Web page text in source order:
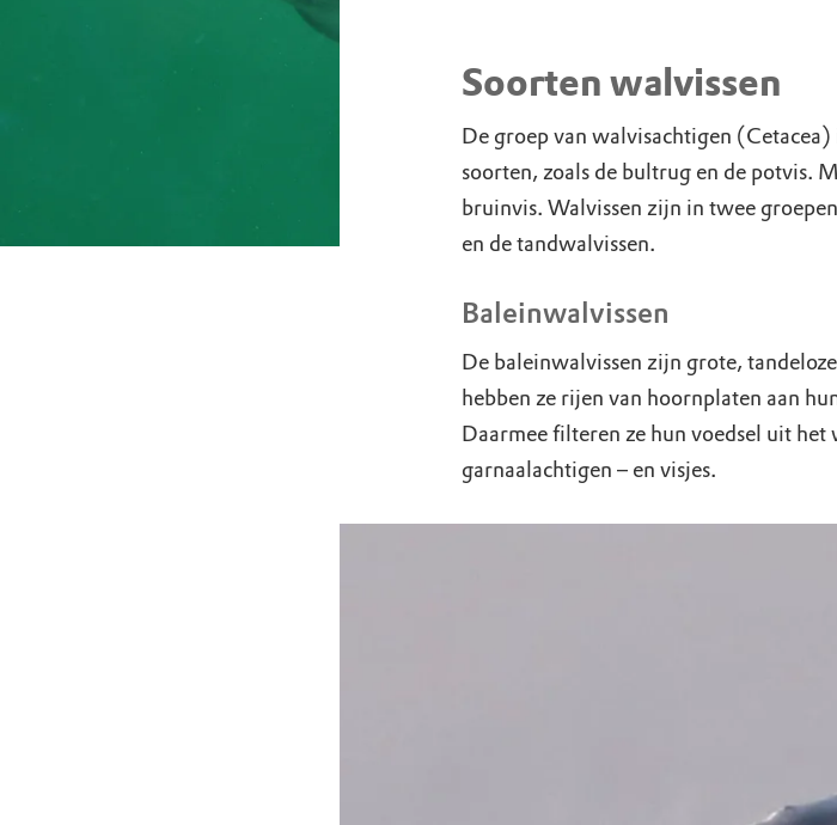
Soorten walvissen
De groep van walvisachtigen
soorten, zoals de bultrug en de potvis.
bruinvis. Walvissen zijn in twee
en de tandwalvissen.
Baleinwalvissen
De baleinwalvissen zijn grote,
hebben ze rijen van hoornplaten aan
Daarmee filteren ze hun voedsel uit
garnaalachtigen – en visjes.